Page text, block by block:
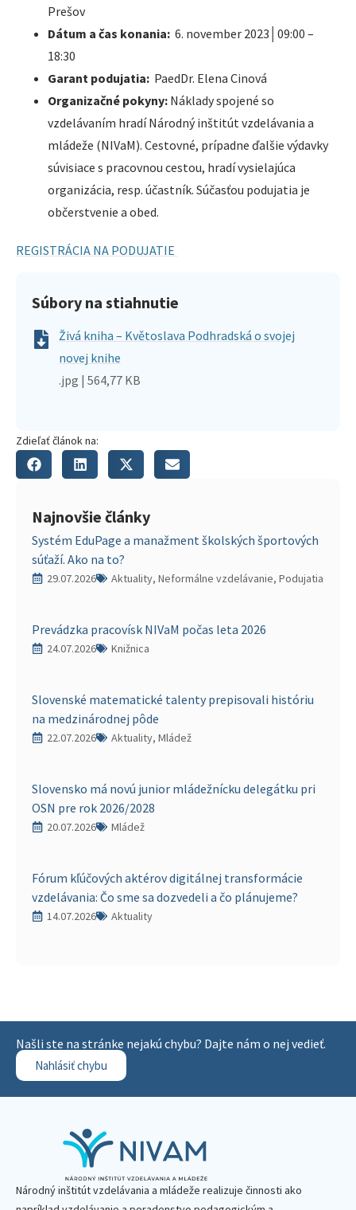
Prešov
Dátum a čas konania: 6. november 2023│09:00 –
18:30
Garant podujatia: PaedDr. Elena Cinová
Organizačné pokyny: Náklady spojené so
vzdelávaním hradí Národný inštitút vzdelávania a
mládeže (NIVaM). Cestovné, prípadne ďalšie výdavky
súvisiace s pracovnou cestou, hradí vysielajúca
organizácia, resp. účastník. Súčasťou podujatia je
občerstvenie a obed.
REGISTRÁCIA NA PODUJATIE
Súbory na stiahnutie
Živá kniha – Květoslava Podhradská o svojej
novej knihe
.jpg | 564,77 KB
Zdieľať článok na:
Najnovšie články
Systém EduPage a manažment školských športových
súťaží. Ako na to?
29.07.2026 Aktuality, Neformálne vzdelávanie, Podujatia
Prevádzka pracovísk NIVaM počas leta 2026
24.07.2026 Knižnica
Slovenské matematické talenty prepisovali históriu
na medzinárodnej pôde
22.07.2026 Aktuality, Mládež
Slovensko má novú junior mládežnícku delegátku pri
OSN pre rok 2026/2028
20.07.2026 Mládež
Fórum kľúčových aktérov digitálnej transformácie
vzdelávania: Čo sme sa dozvedeli a čo plánujeme?
14.07.2026 Aktuality
Našli ste na stránke nejakú chybu? Dajte nám o nej vedieť.
Nahlásiť chybu
Národný inštitút vzdelávania a mládeže realizuje činnosti ako